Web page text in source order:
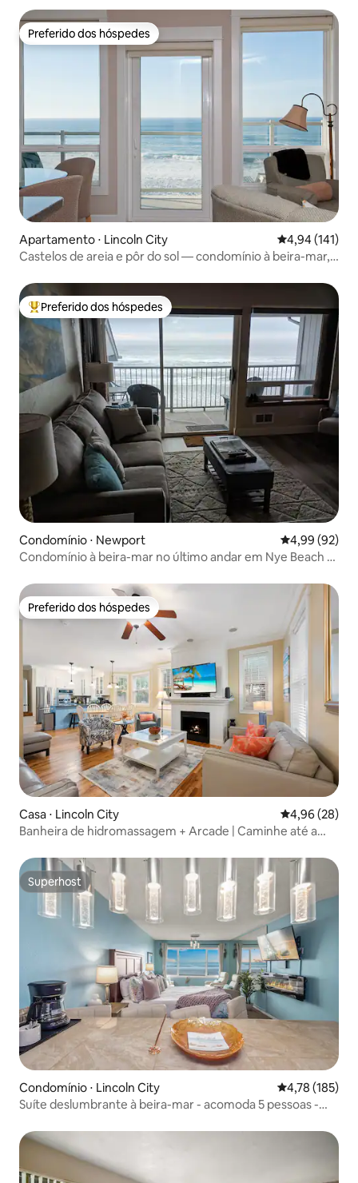
Preferido dos hóspedes
Preferido dos hóspedes
Apartamento ⋅ Lincoln City 4,94 de uma
4,94 (141)
Castelos de areia e pôr do sol — condomínio à beira-mar,
Entre os melhores preferidos dos hóspedes
Preferido dos hóspedes
Condomínio ⋅ Newport 4,99 de uma
4,99 (92)
Condomínio à beira-mar no último andar em Nye Beach -
Preferido dos hóspedes
Preferido dos hóspedes
Casa ⋅ Lincoln City 4,96 de uma
4,96 (28)
Banheira de hidromassagem + Arcade | Caminhe até a
Superhost
Superhost
Condomínio ⋅ Lincoln City 4,78 de uma
4,78 (185)
Suíte deslumbrante à beira-mar - acomoda 5 pessoas -